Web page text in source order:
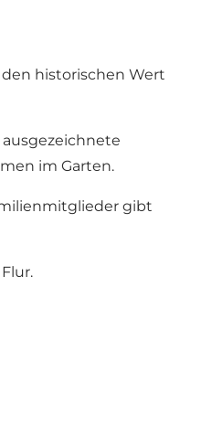
historischen Wert
im Garten.
gibt